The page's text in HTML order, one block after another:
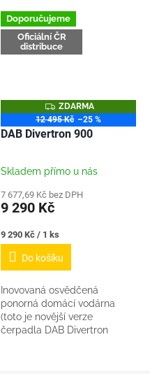
Doporučujeme
Oficiální ČR
distribuce
Z
D
A
R
ZDARMA
12 495 Kč –25 %
DAB Divertron 900
Skladem přímo u nás
7 677,69 Kč bez DPH
9 290 Kč
Měrná
cena:
9 290 Kč / 1 ks
Do košíku
Inovovaná osvědčená
ponorná domácí vodárna
(toto je novější verze
čerpadla DAB Divertron